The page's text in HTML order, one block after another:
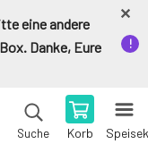
eine andere
Danke, Eure
Suche Korb